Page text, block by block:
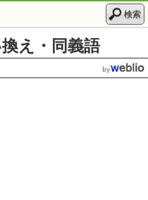
検索
え・同義語